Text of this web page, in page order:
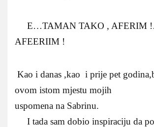
E…TAMAN TAKO , AFERIM
AFEERIIM !
Kao i danas ,kao i prije pet
ovom istom mjestu mojih
uspomena na Sabrinu.
I tada sam dobio inspiraciju da